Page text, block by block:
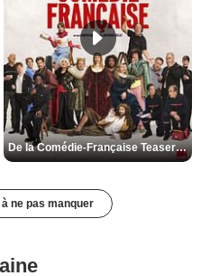
De la Comédie-Française Teaser VF
ne pas manquer